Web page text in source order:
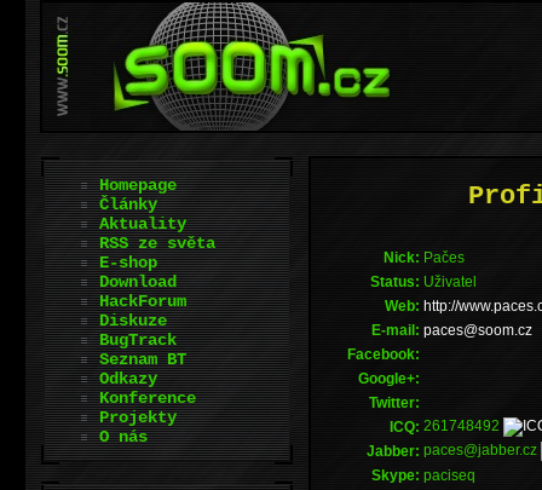
Nick: Pačes
Status: Uživatel
Web: http://
E-mail: zc.moos@secap
Facebook:
Google+:
Twitter:
ICQ: 261748492
Jabber: paces@jabber.cz
Skype: paciseq
Homepage
Články
Aktuality
RSS ze světa
E-shop
Download
HackForum
Diskuze
BugTrack
Seznam BT
Odkazy
Konference
Projekty
O nás